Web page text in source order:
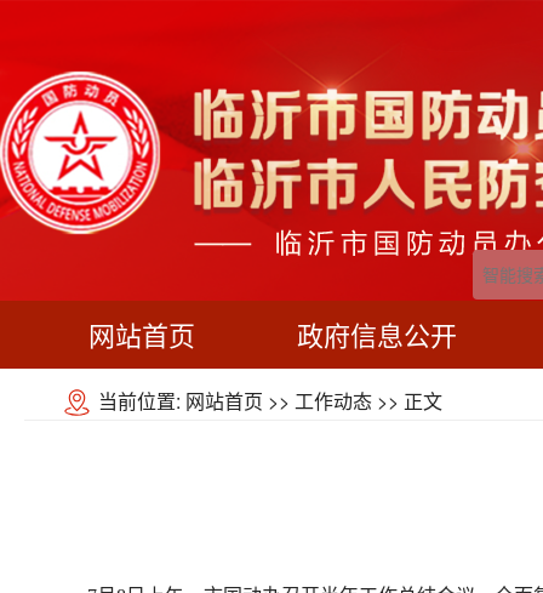
网站首页 政府信息公开
当前位置: 网站首页 >> 工作动态 >> 正文